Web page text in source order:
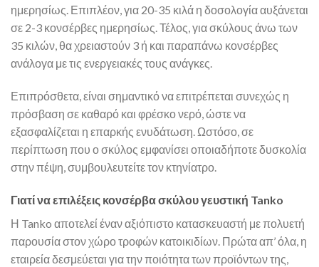
ημερησίως. Επιπλέον, για 20-35 κιλά η δοσολογία αυξάνεται
σε 2-3 κονσέρβες ημερησίως. Τέλος, για σκύλους άνω των
35 κιλών, θα χρειαστούν 3 ή και παραπάνω κονσέρβες
ανάλογα με τις ενεργειακές τους ανάγκες.
Επιπρόσθετα, είναι σημαντικό να επιτρέπεται συνεχώς η
πρόσβαση σε καθαρό και φρέσκο νερό, ώστε να
εξασφαλίζεται η επαρκής ενυδάτωση. Ωστόσο, σε
περίπτωση που ο σκύλος εμφανίσει οποιαδήποτε δυσκολία
στην πέψη, συμβουλευτείτε τον κτηνίατρο.
Γιατί να επιλέξεις κονσέρβα σκύλου γευστική Tanko
Η Tanko αποτελεί έναν αξιόπιστο κατασκευαστή με πολυετή
παρουσία στον χώρο τροφών κατοικιδίων. Πρώτα απ’ όλα, η
εταιρεία δεσμεύεται για την ποιότητα των προϊόντων της,